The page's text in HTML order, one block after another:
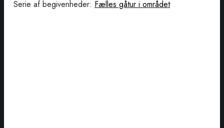
Serie af begivenheder: Fælles gåtur i området